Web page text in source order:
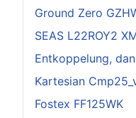
Ground Zero
SEAS L22ROY2
Entkoppelung,
Kartesian
Fostex FF125WK